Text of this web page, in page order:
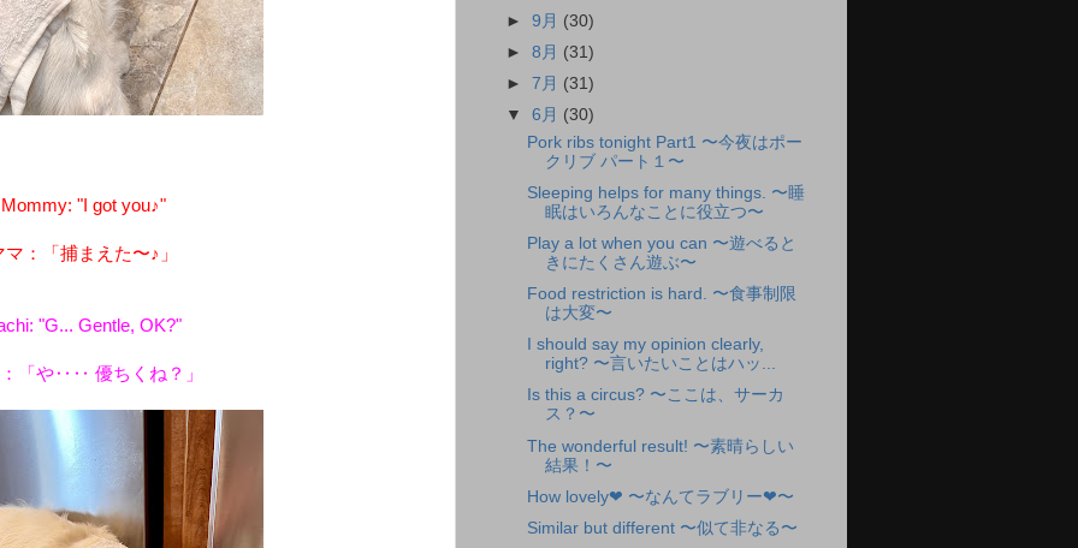
Mommy: "I got you♪"
マ：「捕まえた〜♪」
"G... Gentle, OK?"
「や‥‥ 優ちくね？」
►9月 (30)
►8月 (31)
►7月 (31)
▼6月 (30)
Pork ribs tonight Part1 〜今夜はポー
クリブ パート１〜
Sleeping helps for many things. 〜睡
眠はいろんなことに役立つ〜
Play a lot when you can 〜遊べると
きにたくさん遊ぶ〜
Food restriction is hard. 〜食事制限
は大変〜
I should say my opinion clearly,
right? 〜言いたいことはハッ...
Is this a circus? 〜ここは、サーカ
ス？〜
The wonderful result! 〜素晴らしい
結果！〜
How lovely❤︎ 〜なんてラブリー❤︎〜
Similar but different 〜似て非なる〜